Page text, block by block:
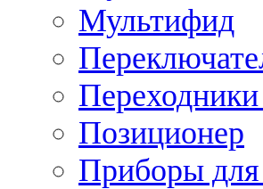
Мультифид
Позиционер
Приборы для